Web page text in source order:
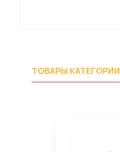
ТОВАРЫ КАТЕГОРИИ